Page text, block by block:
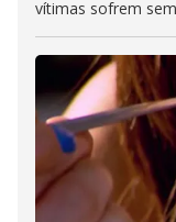
vítimas sofrem